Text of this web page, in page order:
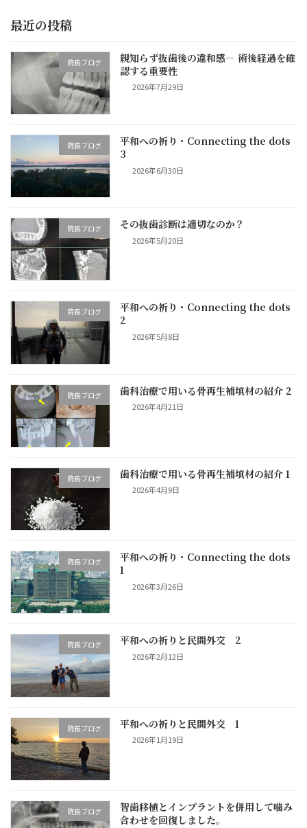
最近の投稿
院長ブログ
親知らず抜歯後の違和感― 術後経過を確
認する重要性
2026年7月29日
院長ブログ
平和への祈り・Connecting the dots
3
2026年6月30日
院長ブログ その抜歯診断は適切なのか？
2026年5月20日
院長ブログ
平和への祈り・Connecting the dots
2
2026年5月8日
院長ブログ 歯科治療で用いる骨再生補填材の紹介 2
2026年4月21日
院長ブログ 歯科治療で用いる骨再生補填材の紹介 1
2026年4月9日
院長ブログ
平和への祈り・Connecting the dots
1
2026年3月26日
院長ブログ 平和への祈りと民間外交 2
2026年2月12日
院長ブログ 平和への祈りと民間外交 1
2026年1月19日
院長ブログ
智歯移植とインプラントを併用して噛み
合わせを回復しました。